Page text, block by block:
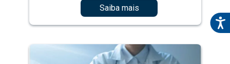
Saiba mais